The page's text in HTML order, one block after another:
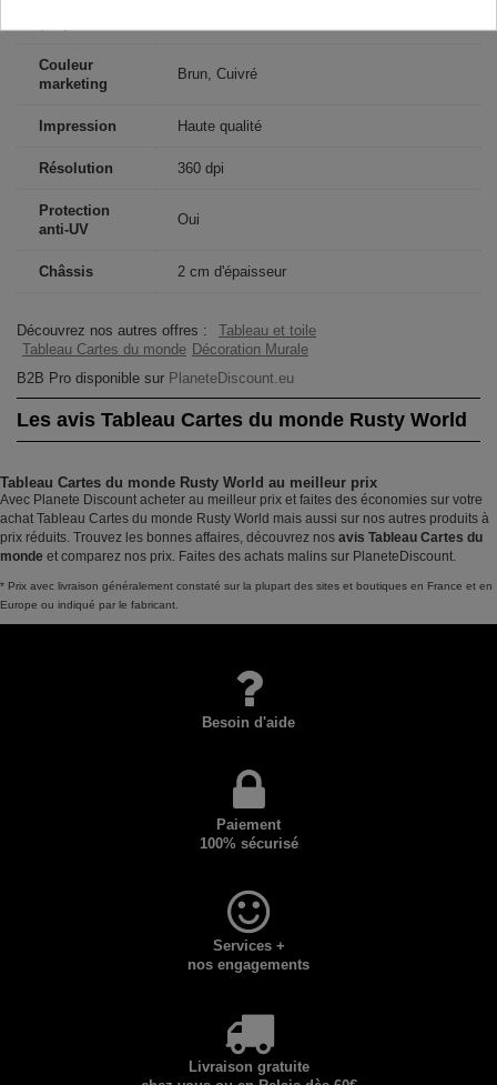
Couleur
marketing
Brun, Cuivré
Impression Haute qualité
Résolution 360 dpi
Protection
anti-UV
Oui
Châssis 2 cm d'épaisseur
Découvrez nos autres offres :
Tableau et toile
Tableau Cartes du monde Décoration Murale
B2B Pro disponible sur PlaneteDiscount.eu
Les avis Tableau Cartes du monde Rusty World
Tableau Cartes du monde Rusty World au meilleur prix
Avec Planete Discount acheter au meilleur prix et faites des économies sur votre
achat Tableau Cartes du monde Rusty World mais aussi sur nos autres produits à
prix réduits. Trouvez les bonnes affaires, découvrez nos avis Tableau Cartes du
monde et comparez nos prix. Faites des achats malins sur PlaneteDiscount.
* Prix avec livraison généralement constaté sur la plupart des sites et boutiques en France et en
Europe ou indiqué par le fabricant.
Besoin d'aide
Paiement
100% sécurisé
Services +
nos engagements
Livraison gratuite